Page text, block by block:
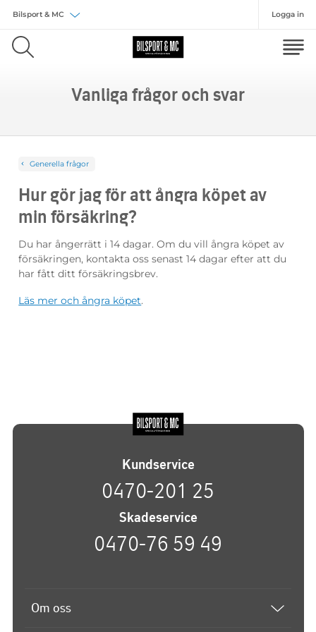
Välj försäkring
Logga in
Vanliga frågor och svar
Generella frågor
Hur gör jag för att ångra köpet av
min försäkring?
Du har ångerrätt i 14 dagar. Om du vill ångra köpet av
försäkringen, kontakta oss senast 14 dagar efter att du
har fått ditt försäkringsbrev.
Läs mer och ångra köpet.
Kundservice
0470-201 25
Skadeservice
0470-76 59 49
Om oss